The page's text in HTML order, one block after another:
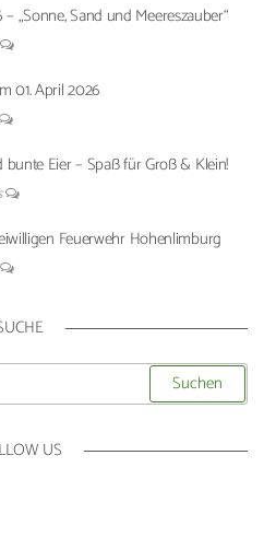
„Sonne, Sand und Meereszauber“
01. April 2026
bunte Eier – Spaß für Groß & Klein!
Feuerwehr Hohenlimburg
US